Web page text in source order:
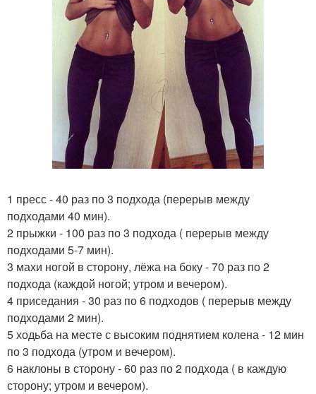
1 пресс - 40 раз по 3 подхода (перерыв между
подходами 40 мин).
2 прыжки - 100 раз по 3 подхода ( перерыв между
подходами 5-7 мин).
3 махи ногой в сторону, лёжа на боку - 70 раз по 2
подхода (каждой ногой; утром и вечером).
4 приседания - 30 раз по 6 подходов ( перерыв между
подходами 2 мин).
5 ходьба на месте с высоким поднятием колена - 12 мин
по 3 подхода (утром и вечером).
6 наклоны в сторону - 60 раз по 2 подхода ( в каждую
сторону; утром и вечером).